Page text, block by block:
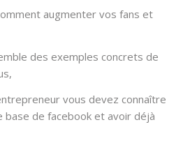
augmenter vos fans et
des exemples concrets de
vous devez connaître
base de facebook et avoir déjà